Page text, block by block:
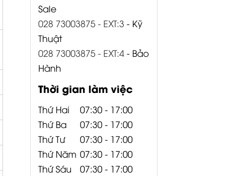
Sale
028 73003875 - EXT:3 - Kỹ
Thuật
028 73003875 - EXT:4 - Bảo
Hành
Thời gian làm việc
Thứ Hai
07:30 - 17:00
Thứ Ba
07:30 - 17:00
Thứ Tư
07:30 - 17:00
Thứ Năm 07:30 - 17:00
Thứ Sáu
07:30 - 17:00